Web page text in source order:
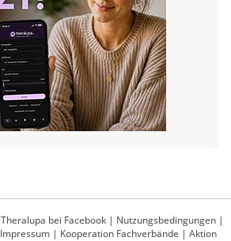
Theralupa bei Facebook | Nutzungsbedingungen |
Impressum| Kooperation Fachverbände | Aktion